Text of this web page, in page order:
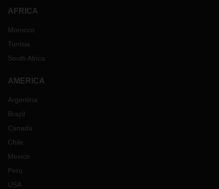
AFRICA
Morocco
Tunisia
South Africa
AMERICA
Argentina
Brazil
Canada
Chile
Mexico
Peru
USA